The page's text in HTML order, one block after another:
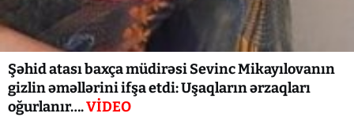
Şəhid atası baxça müdirəsi Sevinc Mikayılovanın
gizlin əməllərini ifşa etdi: Uşaqların ərzaqları
oğurlanır….VİDEO